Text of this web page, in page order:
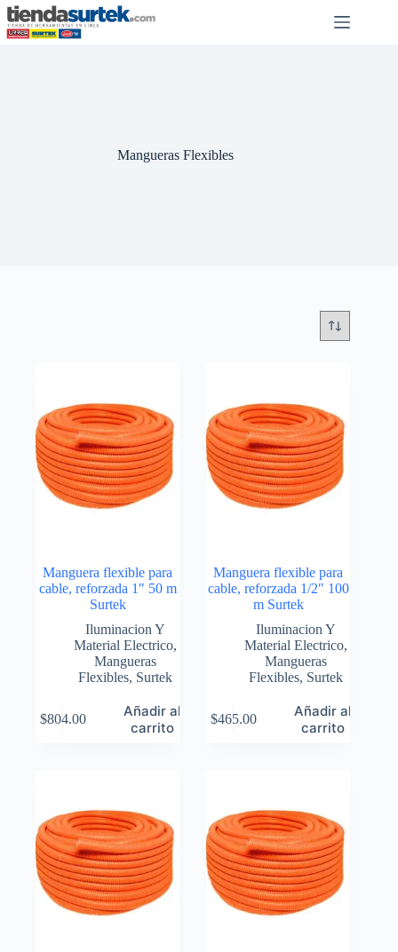
Saltar
al
contenido
Mangueras Flexibles
Manguera flexible para
cable, reforzada 1″ 50 m
Surtek
Iluminacion Y
Material Electrico,
Mangueras
Flexibles, Surtek
$804.00
Añadir al
carrito
Manguera flexible para
cable, reforzada 1/2″ 100
m Surtek
Iluminacion Y
Material Electrico,
Mangueras
Flexibles, Surtek
$465.00
Añadir al
carrito